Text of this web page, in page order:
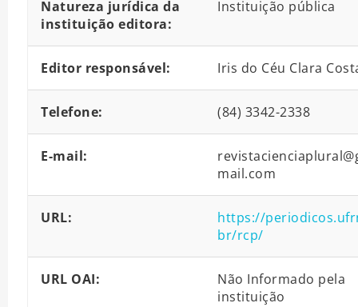
Natureza jurídica da
instituição editora:
Instituição pública
Editor responsável: Iris do Céu Clara
Telefone: (84) 3342-2338
E-mail:
mail.com
URL:
https://
br/rcp/
URL OAI:
Não Informado pela
instituição